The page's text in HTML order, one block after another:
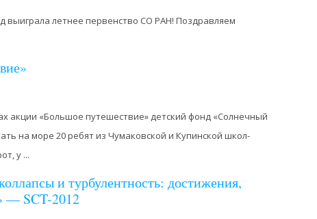
выиграла летнее первенство СО РАН! Поздравляем
акции «Большое путешествие» детский фонд «Солнечный
на море 20 ребят из Чумаковской и Купинской школ-
у ...
и турбулентность: достижения,
— SCT-2012